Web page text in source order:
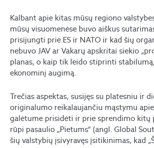
Kalbant apie kitas mūsų regiono
mūsų visuomenėse buvo aiškus
prisijungti prie ES ir NATO ir kad šių
nebuvo JAV ar Vakarų apskritai siekio
planas, o kaip tik leido stiprinti
ekonominį augimą.
Trečias aspektas, susijęs su platesniu ir
originalumo reikalaujančiu mąstymu
galėtume prisidėti ir prie sprendimo kitų
rūpi pasaulio „Pietums“ (angl. Global
šių valstybių įsivyravęs įsitikinimas, kad